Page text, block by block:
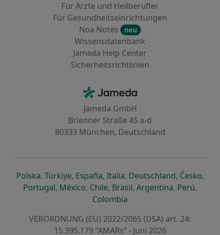
Für Ärzte und Heilberufler
Für Gesundheitseinrichtungen
Noa Notes
neu
Wissensdatenbank
Jameda Help Center
Sicherheitsrichtlinien
Jameda - Startseite
Jameda GmbH
Brienner Straße 45 a-d
80333 München, Deutschland
Polskaöffnet in einer neuen Registerkarte
, Türkiyeöffnet in einer neuen Registerkarte
, Españaöffnet in einer neuen
, Italiaöffnet in einer neuen
, Deutschlandöffnet in
, Česko,
Portugalöffnet in einer neuen Registerkarte
, Méxicoöffnet in einer neuen Registerkarte
, Chileöffnet in einer neuen
, Brasilöffnet in einer neuen
, Argentinaöffnet in
, Perúöffnet
,
Colombia
VERORDNUNG (EU) 2022/2065 (DSA) art. 24:
15.395.179 “AMARs” - Juni 2026